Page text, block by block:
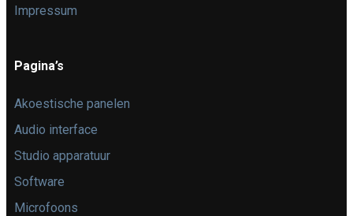
Impressum
Pagina’s
Akoestische panelen
Audio interface
Studio apparatuur
Software
Microfoons